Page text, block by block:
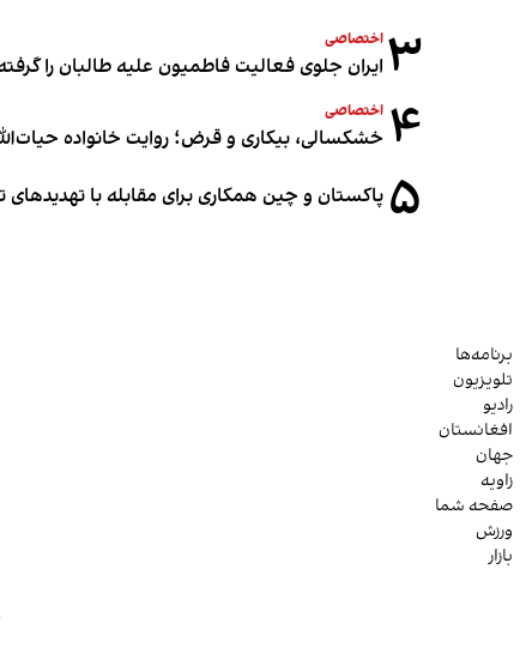
۳ اختصاصی
ایران جلوی فعالیت فاطمیون علیه طالبان را
۴ اختصاصی
خشکسالی، بیکاری و قرض؛ روایت خانواده
۵ پاکستان و چین همکاری برای مقابله با
برنامه‌ها
تلویزیون
رادیو
افغانستان
جهان
زاویه
صفحه شما
ورزش
بازار